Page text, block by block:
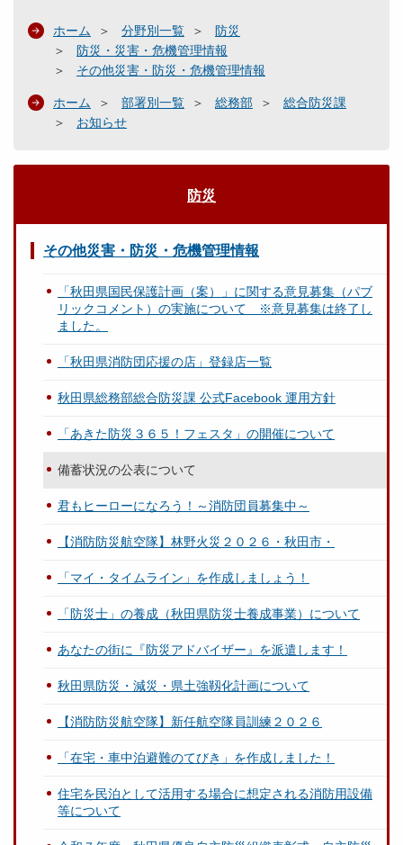
ホーム 分野別一覧
防災
防災・災害・危機管理情報
その他災害・防災・危機管理情報
ホーム 部署別一覧 総務部
総合防災課
お知らせ
防災
その他災害・防災・危機管理情報
「秋田県国民保護計画（案）」に関する意見募集（パブ
リックコメント）の実施について ※意見募集は終了し
ました。
「秋田県消防団応援の店」登録店一覧
秋田県総務部総合防災課 公式Facebook 運用方針
「あきた防災３６５！フェスタ」の開催について
備蓄状況の公表について
君もヒーローになろう！～消防団員募集中～
【消防防災航空隊】林野火災２０２６・秋田市・
「マイ・タイムライン」を作成しましょう！
「防災士」の養成（秋田県防災士養成事業）について
あなたの街に『防災アドバイザー』を派遣します！
秋田県防災・減災・県土強靱化計画について
【消防防災航空隊】新任航空隊員訓練２０２６
「在宅・車中泊避難のてびき」を作成しました！
住宅を民泊として活用する場合に想定される消防用設備
等について